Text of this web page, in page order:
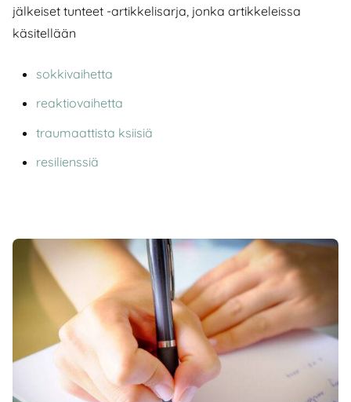
jälkeiset tunteet -artikkelisarja, jonka artikkeleissa
käsitellään
sokkivaihetta
reaktiovaihetta
traumaattista ksiisiä
resilienssiä